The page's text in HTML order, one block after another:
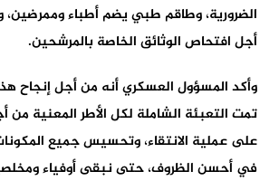
الضرورية، وطاقم طبي يضم أطباء وممرضين،
أجل افتحاص الوثائق الخاصة بالمرشحين.
وأكد المسؤول العسكري أنه من أجل إنجاح
تمت التعبئة الشاملة لكل الأطر المعنية من
على عملية الانتقاء، وتحسيس جميع
في أحسن الظروف، حتى نبقى أوفياء